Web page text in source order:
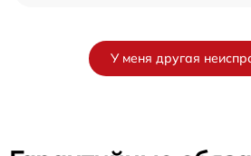
У меня другая